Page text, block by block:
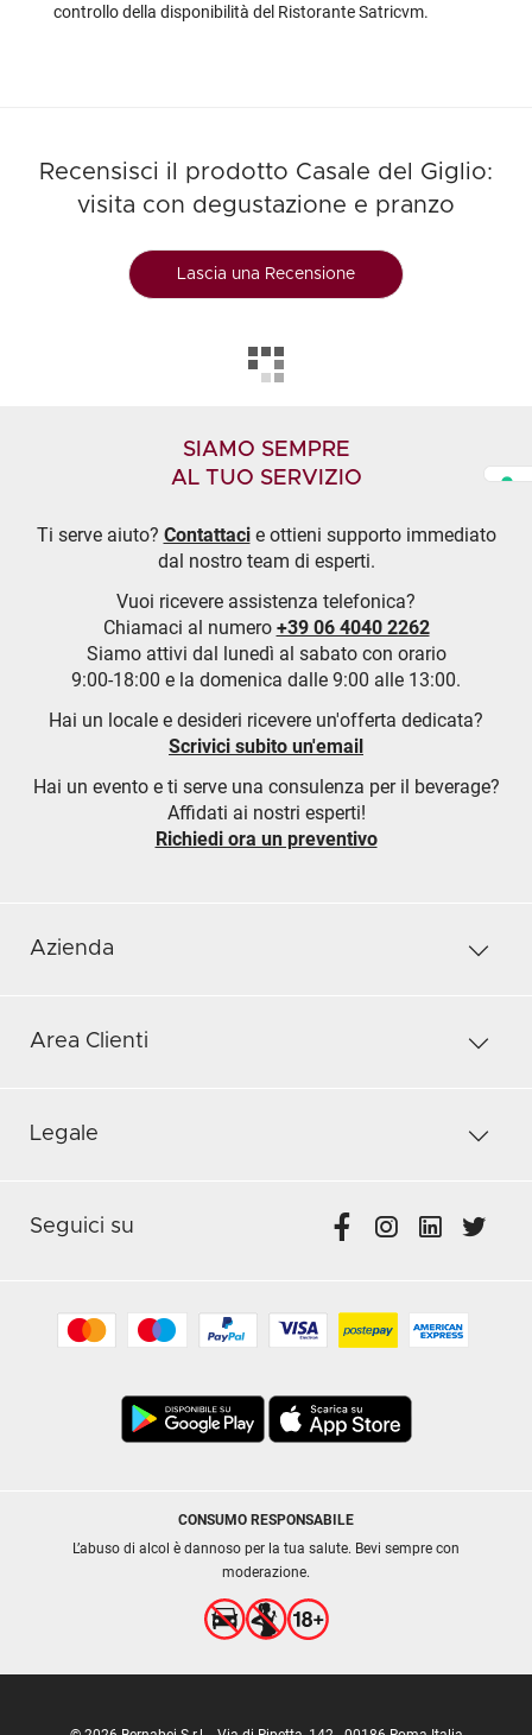
controllo della disponibilità del Ristorante Satricvm.
Recensisci il prodotto Casale del Giglio:
visita con degustazione e pranzo
Lascia una Recensione
SIAMO SEMPRE
AL TUO SERVIZIO
Ti serve aiuto? Contattacie ottieni supporto immediato
dal nostro team di esperti.
Vuoi ricevere assistenza telefonica?
Chiamaci al numero +39 06 4040 2262
Siamo attivi dal lunedì al sabato con orario
9:00-18:00 e la domenica dalle 9:00 alle 13:00.
Hai un locale e desideri ricevere un'offerta dedicata?
Scrivici subito un'email
Hai un evento e ti serve una consulenza per il beverage?
Affidati ai nostri esperti!
Richiedi ora un preventivo
Azienda
Area Clienti
Legale
Seguici su
CONSUMO RESPONSABILE
L’abuso di alcol è dannoso per la tua salute. Bevi sempre con
moderazione.